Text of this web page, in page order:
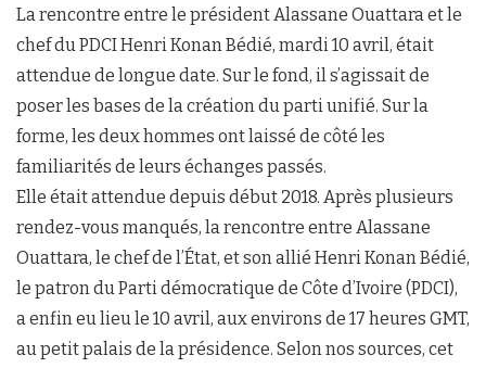
La rencontre entre le président Alassane Ouattara et le
chef du PDCI Henri Konan Bédié, mardi 10 avril, était
attendue de longue date. Sur le fond, il s’agissait de
poser les bases de la création du parti unifié. Sur la
forme, les deux hommes ont laissé de côté les
familiarités de leurs échanges passés.
Elle était attendue depuis début 2018. Après plusieurs
rendez-vous manqués, la rencontre entre Alassane
Ouattara, le chef de l’État, et son allié Henri Konan Bédié,
le patron du Parti démocratique de Côte d’Ivoire (PDCI),
a enfin eu lieu le 10 avril, aux environs de 17 heures GMT,
au petit palais de la présidence. Selon nos sources, cet